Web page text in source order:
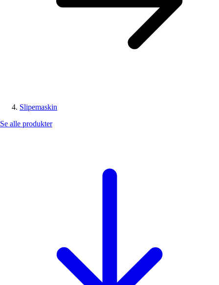
Slipemaskin
Se alle produkter